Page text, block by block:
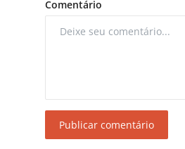
Comentário
Publicar comentário